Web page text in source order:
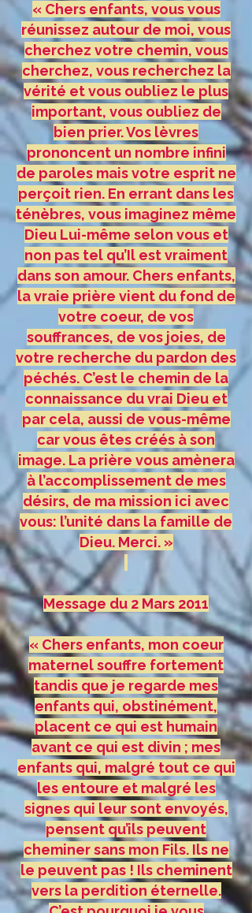
« Chers enfants, vous vous
réunissez autour de moi, vous
cherchez votre chemin, vous
cherchez, vous recherchez la
vérité et vous oubliez le plus
important, vous oubliez de
bien prier. Vos lèvres
prononcent un nombre infini
de paroles mais votre esprit ne
perçoit rien. En errant dans les
ténèbres, vous imaginez même
Dieu Lui-même selon vous et
non pas tel qu’Il est vraiment
dans son amour. Chers enfants,
la vraie prière vient du fond de
votre coeur, de vos
souffrances, de vos joies, de
votre recherche du pardon des
péchés. C’est le chemin de la
connaissance du vrai Dieu et
par cela, aussi de vous-même
car vous êtes créés à son
image. La prière vous amènera
à l’accomplissement de mes
désirs, de ma mission ici avec
vous: l’unité dans la famille de
Dieu. Merci. »
Message du 2 Mars 2011
« Chers enfants, mon coeur
maternel souffre fortement
tandis que je regarde mes
enfants qui, obstinément,
placent ce qui est humain
avant ce qui est divin ; mes
enfants qui, malgré tout ce qui
les entoure et malgré les
signes qui leur sont envoyés,
pensent qu’ils peuvent
cheminer sans mon Fils. Ils ne
le peuvent pas ! Ils cheminent
vers la perdition éternelle.